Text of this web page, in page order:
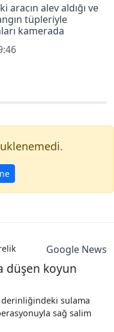
aracın alev aldığı ve
tüpleriyle
kamerada
kuyuya düşen koyun
Google News
düşen koyun
derinliğindeki sulama
sağ salim